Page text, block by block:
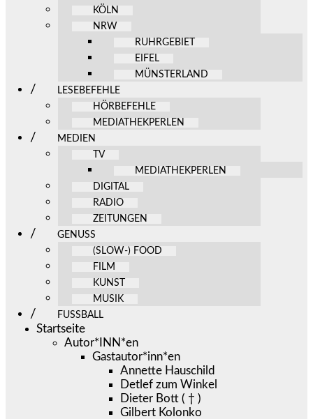
KÖLN
NRW
RUHRGEBIET
EIFEL
MÜNSTERLAND
LESEBEFEHLE
HÖRBEFEHLE
MEDIATHEKPERLEN
MEDIEN
TV
MEDIATHEKPERLEN
DIGITAL
RADIO
ZEITUNGEN
GENUSS
(SLOW-) FOOD
FILM
KUNST
MUSIK
FUSSBALL
Startseite
Autor*INN*en
Gastautor*inn*en
Annette Hauschild
Detlef zum Winkel
Dieter Bott ( † )
Gilbert Kolonko